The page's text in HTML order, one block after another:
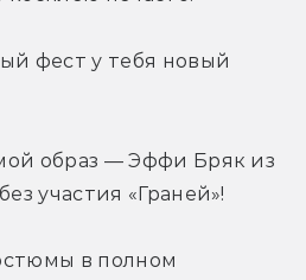
фест у тебя новый
образ — Эффи Бряк из
участия «Граней»!
в полном